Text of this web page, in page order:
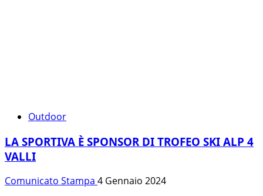
Outdoor
LA SPORTIVA È SPONSOR DI TROFEO SKI ALP 4
VALLI
Comunicato Stampa 4 Gennaio 2024